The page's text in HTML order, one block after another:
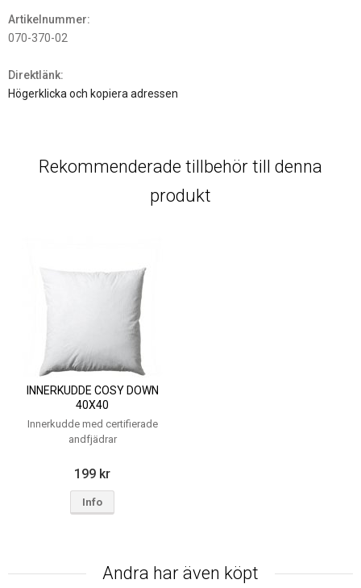
Artikelnummer:
070-370-02
Direktlänk:
Högerklicka och kopiera adressen
Rekommenderade tillbehör till denna
produkt
INNERKUDDE COSY DOWN
40X40
Innerkudde med certifierade
andfjädrar
199 kr
Info
Andra har även köpt